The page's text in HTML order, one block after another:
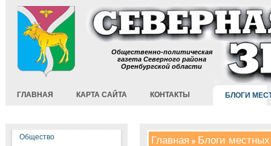
Общественно-политическая
газета Северного района
Оренбургской области
ГЛАВНАЯ КАРТА САЙТА КОНТАКТЫ БЛОГИ
Общество
Главная Блоги